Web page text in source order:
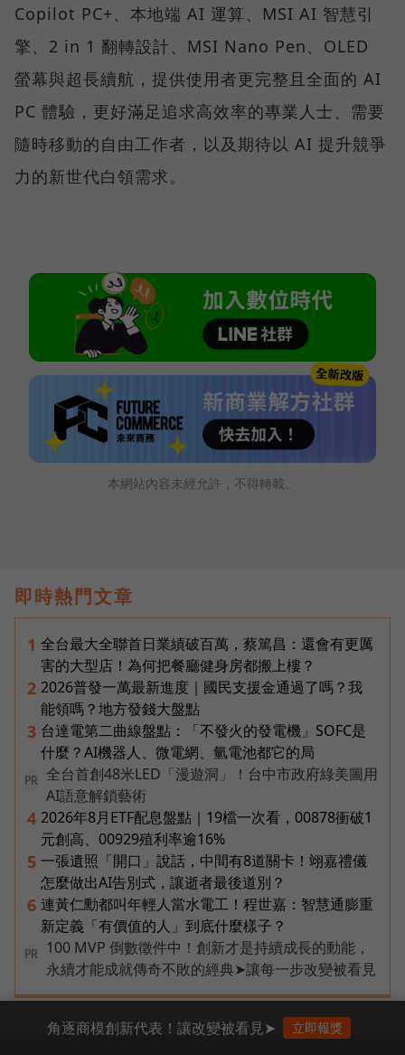
Copilot PC+、本地端 AI 運算、MSI AI 智慧引
擎、2 in 1 翻轉設計、MSI Nano Pen、OLED
螢幕與超長續航，提供使用者更完整且全面的 AI
PC 體驗，更好滿足追求高效率的專業人士、需要
隨時移動的自由工作者，以及期待以 AI 提升競爭
力的新世代白領需求。
本網站內容未經允許，不得轉載。
即時熱門文章
1 全台最大全聯首日業績破百萬，蔡篤昌：還會有更厲
害的大型店！為何把餐廳健身房都搬上樓？
2 2026普發一萬最新進度｜國民支援金通過了嗎？我
能領嗎？地方發錢大盤點
3 台達電第二曲線盤點：「不發火的發電機」SOFC是
什麼？AI機器人、微電網、氫電池都它的局
PR
全台首創48米LED「漫遊洞」！台中市政府綠美圖用
AI語意解鎖藝術
4 2026年8月ETF配息盤點｜19檔一次看，00878衝破1
元創高、00929殖利率逾16%
5 一張遺照「開口」說話，中間有8道關卡！翊嘉禮儀
怎麼做出AI告別式，讓逝者最後道別？
6 連黃仁勳都叫年輕人當水電工！程世嘉：智慧通膨重
新定義「有價值的人」到底什麼樣子？
PR
100 MVP 倒數徵件中！創新才是持續成長的動能，
永續才能成就傳奇不敗的經典➤讓每一步改變被看見
角逐商模創新代表！讓改變被看見➤ 立即報獎